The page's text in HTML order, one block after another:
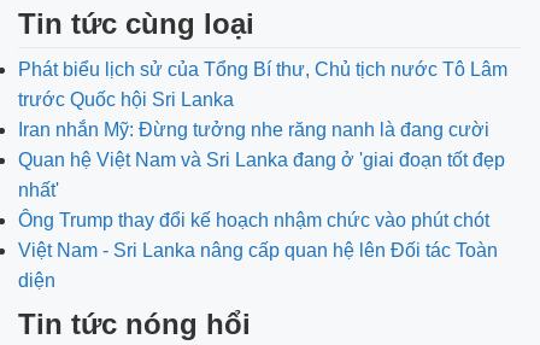
Tin tức cùng loại
Phát biểu lịch sử của Tổng Bí thư, Chủ tịch nước Tô Lâm
trước Quốc hội Sri Lanka
Iran nhắn Mỹ: Đừng tưởng nhe răng nanh là đang cười
Quan hệ Việt Nam và Sri Lanka đang ở 'giai đoạn tốt đẹp
nhất'
Ông Trump thay đổi kế hoạch nhậm chức vào phút chót
Việt Nam - Sri Lanka nâng cấp quan hệ lên Đối tác Toàn
diện
Tin tức nóng hổi